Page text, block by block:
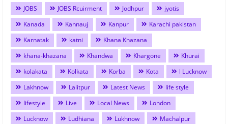
JOBS
JOBS Rcuirment Jodhpur
jyotis
Kanada
Kannauj Kanpur
Karachi pakistan
Karnatak
katni
Khana Khazana
khana-khazana
Khandwa Khargone
Khurai
kolakata
Kolkata Korba Kota
l Lucknow
Lakhnow
Lalitpur Latest News
life style
lifestyle
Live Local News
London
Lucknow
Ludhiana Lukhnow
Machalpur